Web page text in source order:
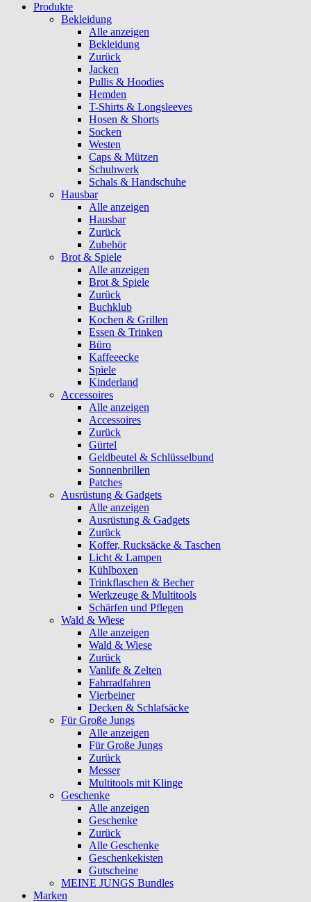
Produkte
Bekleidung
Alle anzeigen
Bekleidung
Zurück
Jacken
Pullis & Hoodies
Hemden
T-Shirts & Longsleeves
Hosen & Shorts
Socken
Westen
Caps & Mützen
Schuhwerk
Schals & Handschuhe
Hausbar
Alle anzeigen
Hausbar
Zurück
Zubehör
Brot & Spiele
Alle anzeigen
Brot & Spiele
Zurück
Buchklub
Kochen & Grillen
Essen & Trinken
Büro
Kaffeeecke
Spiele
Kinderland
Accessoires
Alle anzeigen
Accessoires
Zurück
Gürtel
Geldbeutel & Schlüsselbund
Sonnenbrillen
Patches
Ausrüstung & Gadgets
Alle anzeigen
Ausrüstung & Gadgets
Zurück
Koffer, Rucksäcke & Taschen
Licht & Lampen
Kühlboxen
Trinkflaschen & Becher
Werkzeuge & Multitools
Schärfen und Pflegen
Wald & Wiese
Alle anzeigen
Wald & Wiese
Zurück
Vanlife & Zelten
Fahrradfahren
Vierbeiner
Decken & Schlafsäcke
Für Große Jungs
Alle anzeigen
Für Große Jungs
Zurück
Messer
Multitools mit Klinge
Geschenke
Alle anzeigen
Geschenke
Zurück
Alle Geschenke
Geschenkekisten
Gutscheine
MEINE JUNGS Bundles
Marken